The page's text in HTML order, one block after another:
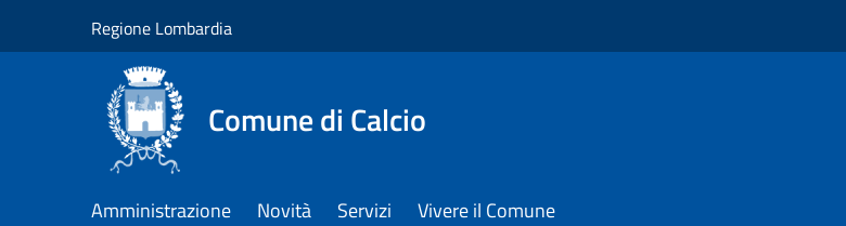
Regione Lombardia
Comune di Calcio
Amministrazione Novità Servizi Vivere il Comune